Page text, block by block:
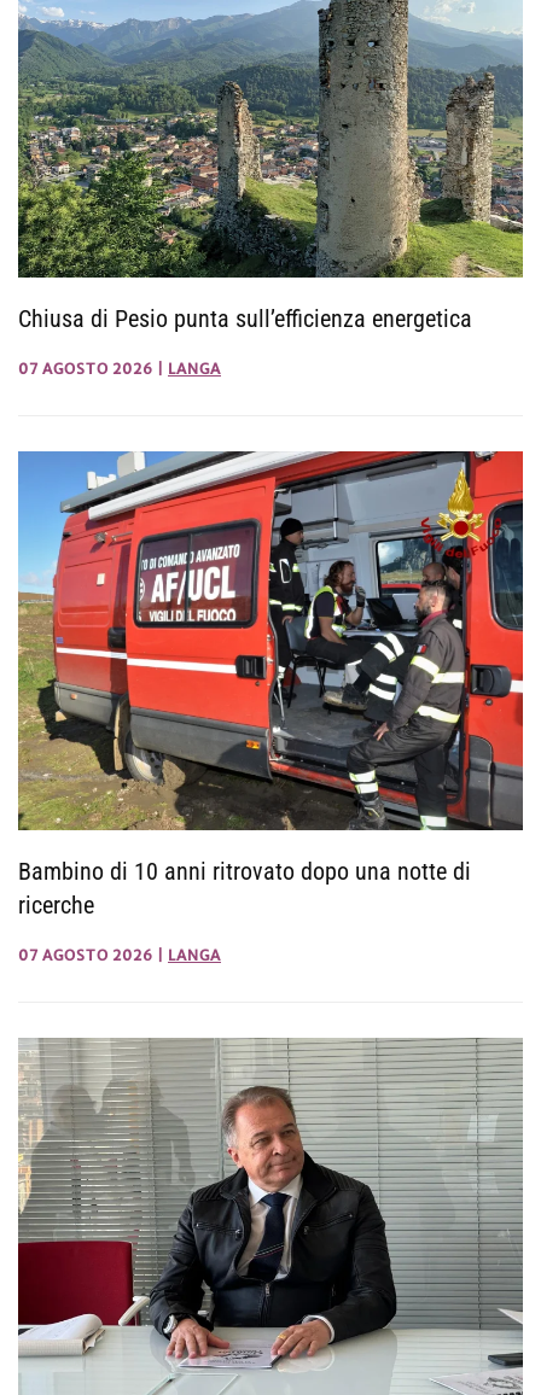
Chiusa di Pesio punta sull’efficienza energetica
07 AGOSTO 2026 LANGA
Bambino di 10 anni ritrovato dopo una notte di
ricerche
07 AGOSTO 2026 LANGA